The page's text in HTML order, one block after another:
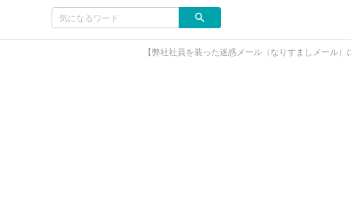
【弊社社員を装った迷惑メール（なりすましメール